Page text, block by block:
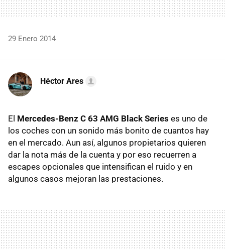
29 Enero 2014
Héctor Ares
El Mercedes-Benz C 63 AMG Black Series es uno de
los coches con un sonido más bonito de cuantos hay
en el mercado. Aun así, algunos propietarios quieren
dar la nota más de la cuenta y por eso recuerren a
escapes opcionales que intensifican el ruido y en
algunos casos mejoran las prestaciones.